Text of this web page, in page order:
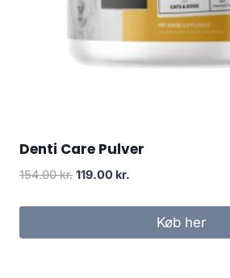
Denti Care Pulver
154.00kr. Den
119.00 kr.
Køb her